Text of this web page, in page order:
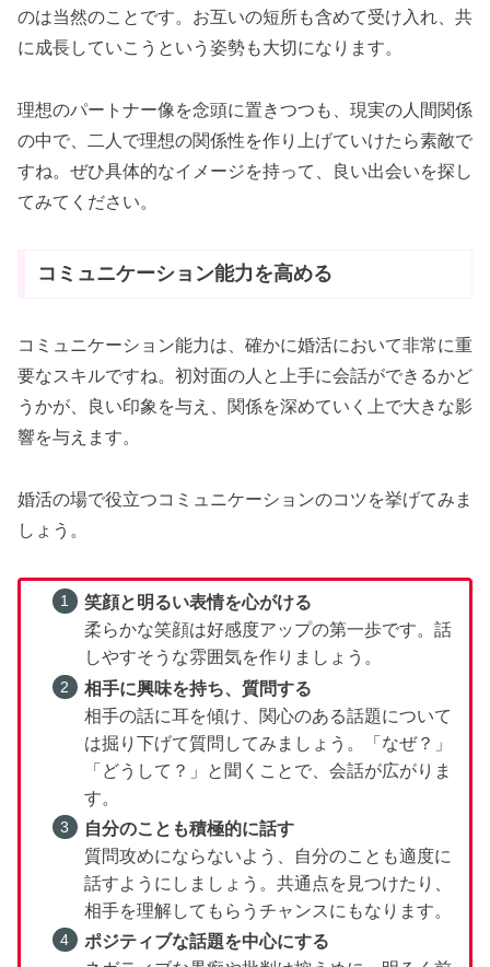
のは当然のことです。お互いの短所も含めて受け入れ、共
に成長していこうという姿勢も大切になります。
理想のパートナー像を念頭に置きつつも、現実の人間関係
の中で、二人で理想の関係性を作り上げていけたら素敵で
すね。ぜひ具体的なイメージを持って、良い出会いを探し
てみてください。
コミュニケーション能力を高める
コミュニケーション能力は、確かに婚活において非常に重
要なスキルですね。初対面の人と上手に会話ができるかど
うかが、良い印象を与え、関係を深めていく上で大きな影
響を与えます。
婚活の場で役立つコミュニケーションのコツを挙げてみま
しょう。
笑顔と明るい表情を心がける
柔らかな笑顔は好感度アップの第一歩です。話
しやすそうな雰囲気を作りましょう。
相手に興味を持ち、質問する
相手の話に耳を傾け、関心のある話題について
は掘り下げて質問してみましょう。「なぜ？」
「どうして？」と聞くことで、会話が広がりま
す。
自分のことも積極的に話す
質問攻めにならないよう、自分のことも適度に
話すようにしましょう。共通点を見つけたり、
相手を理解してもらうチャンスにもなります。
ポジティブな話題を中心にする